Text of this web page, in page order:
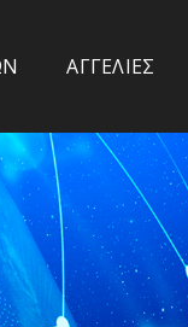
ΑΓΓΕΛΊΕΣ